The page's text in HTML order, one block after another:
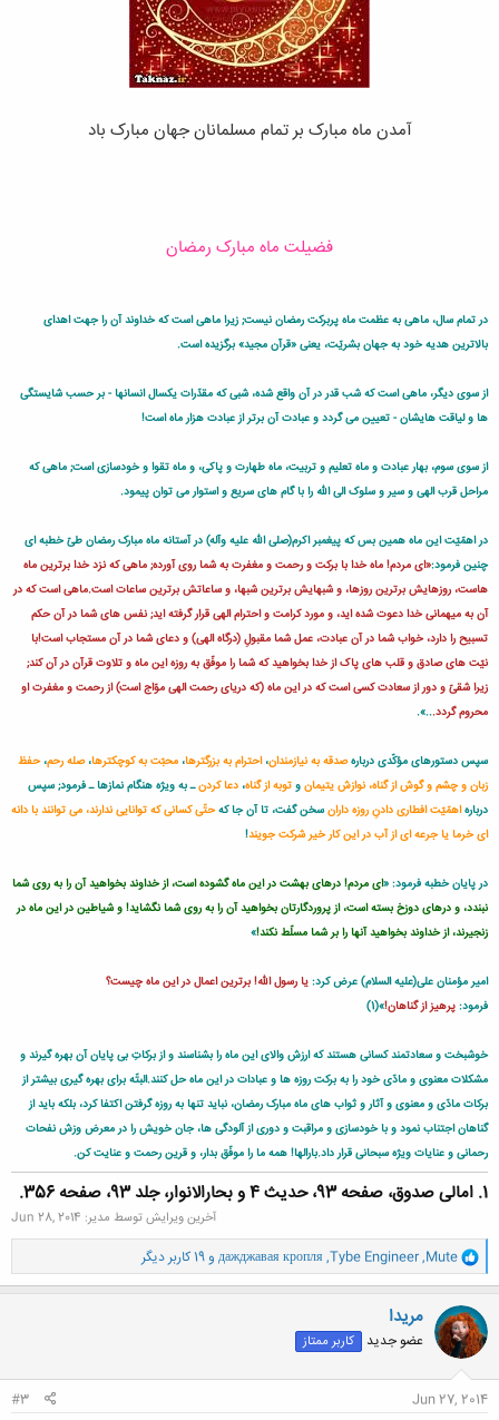
آمدن ماه مبارک بر تمام مسلمانان جهان مبارک باد
فضیلت ماه مبارک رمضان
در تمام سال، ماهى به عظمت ماه پربرکت رمضان نیست; زیرا ماهى است که خداوند آن را جهت اهداى
بالاترین هدیه خود به جهان بشریّت، یعنى «قرآن مجید» برگزیده است.
از سوى دیگر، ماهى است که شب قدر در آن واقع شده، شبى که مقدّرات یکسال انسانها - بر حسب شایستگى
ها و لیاقت هایشان - تعیین مى گردد و عبادت آن برتر از عبادت هزار ماه است!
از سوى سوم، بهار عبادت و ماه تعلیم و تربیت، ماه طهارت و پاکى، و ماه تقوا و خودسازى است; ماهى که
مراحل قرب الهى و سیر و سلوک الى اللّه را با گام هاى سریع و استوار مى توان پیمود.
در اهمّیّت این ماه همین بس که پیغمبر اکرم(صلى الله علیه وآله) در آستانه ماه مبارک رمضان طىّ خطبه اى
چنین فرمود:«اى مردم! ماه خدا با برکت و رحمت و مغفرت به شما روى آورده; ماهى که نزد خدا برترین ماه
هاست، روزهایش برترین روزها، و شبهایش برترین شبها، و ساعاتش برترین ساعات است.ماهى است که در
آن به میهمانى خدا دعوت شده اید، و مورد کرامت و احترام الهى قرار گرفته اید; نفس هاى شما در آن حکم
تسبیح را دارد، خواب شما در آن عبادت، عمل شما مقبولِ (درگاه الهى) و دعاى شما در آن مستجاب است!با
نیّت هاى صادق و قلب هاى پاک از خدا بخواهید که شما را موفّق به روزه این ماه و تلاوت قرآن در آن کند;
زیرا شقىّ و دور از سعادت کسى است که در این ماه (که دریاى رحمت الهى موّاج است) از رحمت و مغفرت او
محروم گردد...».
سپس دستورهاى مؤکّدى دربارهصدقه به نیازمندان،احترام به بزرگترها، محبّت به کوچکترها،صله رحم،حفظ
زبان و چشم و گوش از گناه، نوازش یتیمانوتوبه از گناه، دعا کردنـ به ویژه هنگام نمازها ـ فرمود; سپس
دربارهاهمّیّت افطارى دادنِ روزه دارانسخن گفت، تا آن جا کهحتّى کسانى که توانایى ندارند، مى توانند با دانه
اى خرما یا جرعه اى از آب در این کار خیر شرکت جویند!
در پایان خطبه فرمود: «اى مردم! درهاى بهشت در این ماه گشوده است، از خداوند بخواهید آن را به روى شما
نبندد، و درهاى دوزخ بسته است، از پروردگارتان بخواهید آن را به روى شما نگشاید! و شیاطین در این ماه در
زنجیرند، از خداوند بخواهید آنها را بر شما مسلّط نکند!»
امیر مؤمنان على(علیه السلام) عرض کرد:یا رسول اللّه! برترین اعمال در این ماه چیست؟
فرمود:پرهیز از گناهان!»(1)
خوشبخت و سعادتمند کسانى هستند که ارزش والاى این ماه را بشناسند و از برکاتِ بى پایان آن بهره گیرند و
مشکلات معنوى و مادّى خود را به برکت روزه ها و عبادات در این ماه حل کنند.البتّه براى بهره گیرى بیشتر از
برکات مادّى و معنوى و آثار و ثواب هاى ماه مبارک رمضان، نباید تنها به روزه گرفتن اکتفا کرد، بلکه باید از
گناهان اجتناب نمود و با خودسازى و مراقبت و دورى از آلودگى ها، جان خویش را در معرض وزش نفحات
رحمانى و عنایات ویژه سبحانى قرار داد.بارالها! همه ما را موفّق بدار، و قرین رحمت و عنایت کن.
1. امالى صدوق، صفحه 93، حدیث 4 و بحارالانوار، جلد 93، صفحه 356.
آخرین ویرایش توسط مدیر: Jun 28, 2014
و
ا
ک
ن
ش
ه
ا
Mute
,
Tybe Engineer
,
дажджавая кропля و 19 کاربر دیگر
مریدا
عضو جدید کاربر ممتاز
Jun 27, 2014
#3